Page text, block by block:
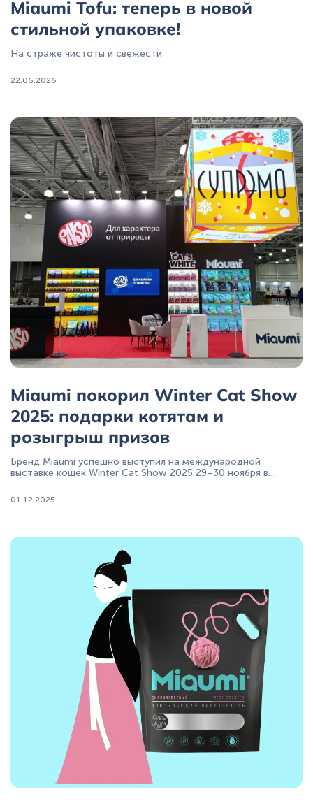
Miaumi Tofu: теперь в новой
стильной упаковке!
На страже чистоты и свежести
22.06.2026
Miaumi покорил Winter Cat Show
2025: подарки котятам​ и
розыгрыш призов
Бренд Miaumi успешно выступил на международной
выставке кошек Winter Cat Show 2025 29–30 ноября в
01.12.2025